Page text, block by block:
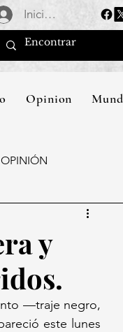
Iniciar sesión
Opinion
OPINIÓN
y
—traje negro,
este lunes